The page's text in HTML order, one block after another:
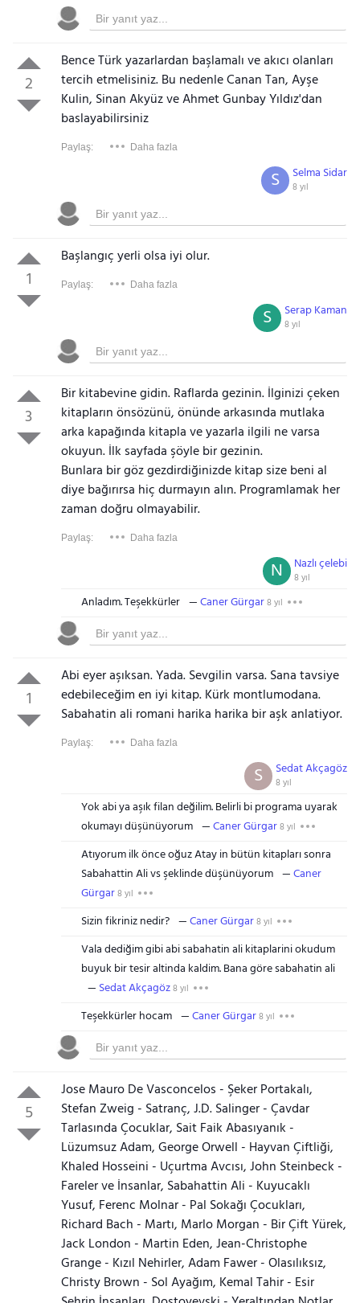
2
Bence Türk yazarlardan başlamalı ve akıcı olanları
tercih etmelisiniz. Bu nedenle Canan Tan, Ayşe
Kulin, Sinan Akyüz ve Ahmet Gunbay Yıldız'dan
baslayabilirsiniz
Paylaş: Daha fazla
Selma Sidar
8 yıl
S
1
Başlangıç yerli olsa iyi olur.
Paylaş: Daha fazla
Serap Kaman
8 yıl
S
3
Bir kitabevine gidin. Raflarda gezinin. İlginizi çeken
kitapların önsözünü, önünde arkasında mutlaka
arka kapağında kitapla ve yazarla ilgili ne varsa
okuyun. İlk sayfada şöyle bir gezinin.
Bunlara bir göz gezdirdiğinizde kitap size beni al
diye bağırırsa hiç durmayın alın. Programlamak her
zaman doğru olmayabilir.
Paylaş: Daha fazla
Nazlı çelebi
8 yıl
N
Anladım. Teşekkürler Caner Gürgar8 yıl
1
Abi eyer aşıksan. Yada. Sevgilin varsa. Sana tavsiye
edebileceğim en iyi kitap. Kürk montlumodana.
Sabahatin ali romani harika harika bir aşk anlatiyor.
Paylaş: Daha fazla
Sedat Akçagöz
8 yıl
S
Yok abi ya aşık filan değilim. Belirli bi programa uyarak
okumayı düşünüyorum
Caner Gürgar8 yıl
Atıyorum ilk önce oğuz Atay in bütün kitapları sonra
Sabahattin Ali vs şeklinde düşünüyorum
Caner
Gürgar8 yıl
Sizin fikriniz nedir? Caner Gürgar8 yıl
Vala dediğim gibi abi sabahatin ali kitaplarini okudum
buyuk bir tesir altinda kaldim. Bana göre sabahatin ali
Sedat Akçagöz8 yıl
Teşekkürler hocam Caner Gürgar8 yıl
5
Jose Mauro De Vasconcelos - Şeker Portakalı,
Stefan Zweig - Satranç, J.D. Salinger - Çavdar
Tarlasında Çocuklar, Sait Faik Abasıyanık -
Lüzumsuz Adam, George Orwell - Hayvan Çiftliği,
Khaled Hosseini - Uçurtma Avcısı, John Steinbeck -
Fareler ve İnsanlar, Sabahattin Ali - Kuyucaklı
Yusuf, Ferenc Molnar - Pal Sokağı Çocukları,
Richard Bach - Martı, Marlo Morgan - Bir Çift Yürek,
Jack London - Martin Eden, Jean-Christophe
Grange - Kızıl Nehirler, Adam Fawer - Olasılıksız,
Christy Brown - Sol Ayağım, Kemal Tahir - Esir